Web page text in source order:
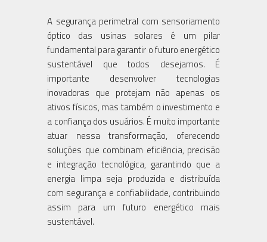
A segurança perimetral com sensoriamento
óptico das usinas solares é um pilar
fundamental para garantir o futuro energético
sustentável que todos desejamos. É
importante desenvolver tecnologias
inovadoras que protejam não apenas os
ativos físicos, mas também o investimento e
a confiança dos usuários. É muito importante
atuar nessa transformação, oferecendo
soluções que combinam eficiência, precisão
e integração tecnológica, garantindo que a
energia limpa seja produzida e distribuída
com segurança e confiabilidade, contribuindo
assim para um futuro energético mais
sustentável.